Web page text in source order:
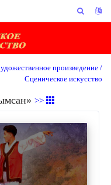
произведение /
Сценическое искусство
>>